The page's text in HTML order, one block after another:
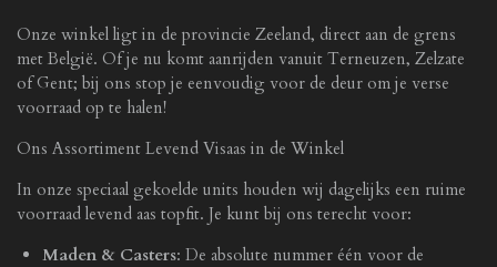
Onze winkel ligt in de provincie Zeeland, direct aan de grens
met België. Of je nu komt aanrijden vanuit Terneuzen, Zelzate
of Gent; bij ons stop je eenvoudig voor de deur om je verse
voorraad op te halen!
Ons Assortiment Levend Visaas in de Winkel
In onze speciaal gekoelde units houden wij dagelijks een ruime
voorraad levend aas topfit. Je kunt bij ons terecht voor:
Maden & Casters: De absolute nummer één voor de